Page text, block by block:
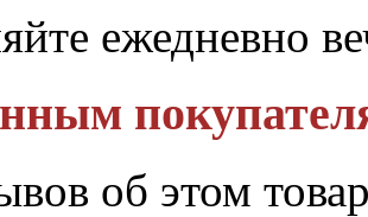
ежедневно
об этом